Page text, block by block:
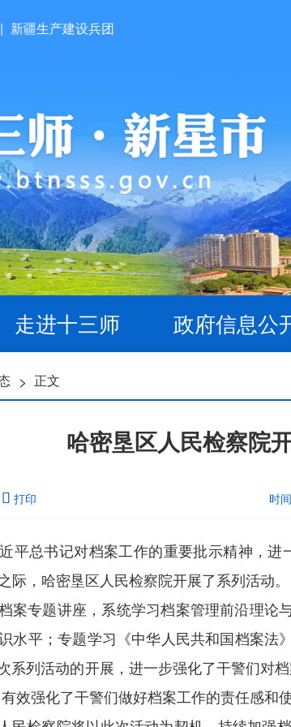
| 新疆生产建设兵团
走进十三师 政府信息公
> 正文
哈密垦区人民检察院
 打印 时
平总书记对档案工作的重要批示精神，
际，哈密垦区人民检察院开展了系列活动。
案专题讲座，系统学习档案管理前沿理论
水平；专题学习《中华人民共和国档案法
系列活动的开展，进一步强化了干警们对
效强化了干警们做好档案工作的责任感和使